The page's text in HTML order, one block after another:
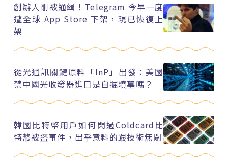
創辦人剛被通緝！Telegram 今早一度
遭全球 App Store 下架，現已恢復上
架
從光通訊關鍵原料「InP」出發：美國
禁中國光收發器進口是自掘墳墓嗎？
韓國比特幣用戶如何閃過Coldcard比
特幣被盜事件，出乎意料的跟技術無關